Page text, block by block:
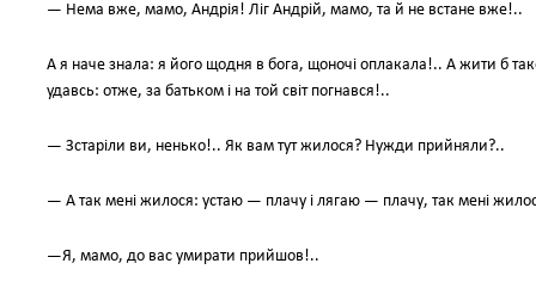
— Нема вже, мамо, Андрія! Ліг Андрій, мамо, та й не встане вже!..
А я наче знала: я його щодня в бога, щоночі оплакала!.. А жити б
удавсь: отже, за батьком і на той світ погнався!..
— Зстаріли ви, ненько!.. Як вам тут жилося? Нужди прийняли?..
— А так мені жилося: устаю — плачу і лягаю — плачу, так мені
—Я, мамо, до вас умирати прийшов!..